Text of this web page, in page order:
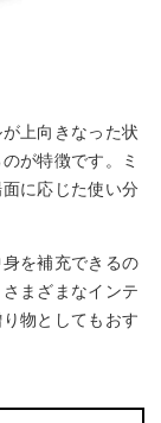
上向きなった状
が特徴です。ミ
に応じた使い分
を補充できるの
まざまなインテ
物としてもおす